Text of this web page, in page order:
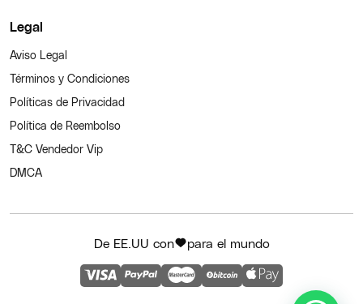
Legal
Aviso Legal
Términos y Condiciones
Políticas de Privacidad
Política de Reembolso
T&C Vendedor Vip
DMCA
De EE.UU con para el mundo